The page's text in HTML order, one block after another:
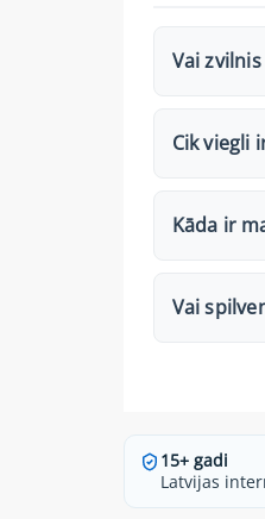
Vai
Cik viegli
Kāda ir
Vai
15+ gadi
Latvijas